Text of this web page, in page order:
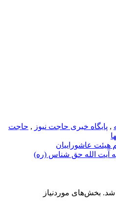
, پایگاه خبری حاجت نیوز , حاجت
هیئت عاشوراییان
آيت الله حق شناس (ره)
شد. بخش‌های موردنیاز